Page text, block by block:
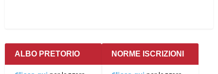
ALBO PRETORIO NORME ISCRIZIONI